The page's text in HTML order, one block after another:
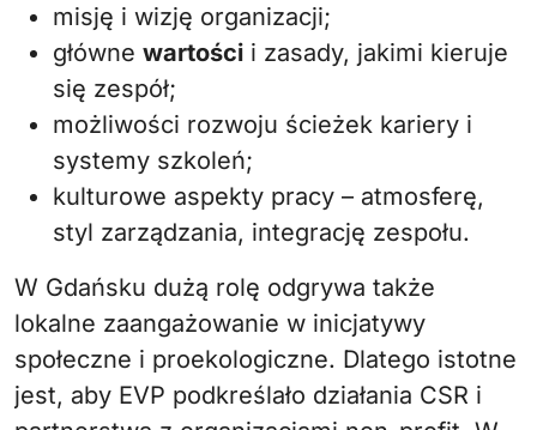
misję i wizję organizacji;
główne wartości i zasady, jakimi kieruje
się zespół;
możliwości rozwoju ścieżek kariery i
systemy szkoleń;
kulturowe aspekty pracy – atmosferę,
styl zarządzania, integrację zespołu.
W Gdańsku dużą rolę odgrywa także
lokalne zaangażowanie w inicjatywy
społeczne i proekologiczne. Dlatego istotne
jest, aby EVP podkreślało działania CSR i